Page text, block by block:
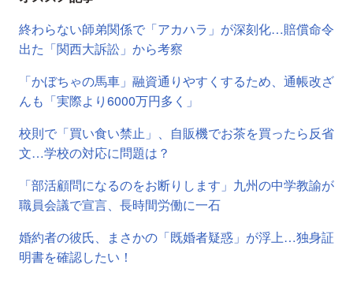
終わらない師弟関係で「アカハラ」が深刻化…賠償命令
出た「関西大訴訟」から考察
「かぼちゃの馬車」融資通りやすくするため、通帳改ざ
んも「実際より6000万円多く」
校則で「買い食い禁止」、自販機でお茶を買ったら反省
文…学校の対応に問題は？
「部活顧問になるのをお断りします」九州の中学教諭が
職員会議で宣言、長時間労働に一石
婚約者の彼氏、まさかの「既婚者疑惑」が浮上…独身証
明書を確認したい！